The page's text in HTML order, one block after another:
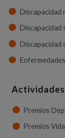
Discapacidad
Discapacidad
Discapacidad
Actividades
Premios
Premios